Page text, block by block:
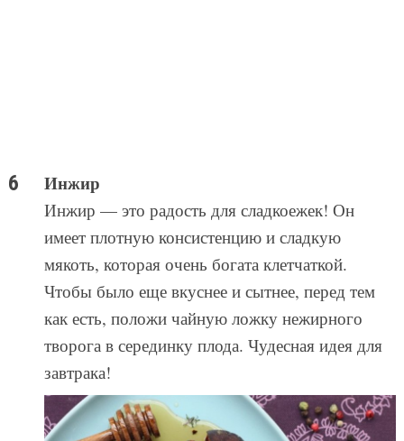
Инжир
Инжир — это радость для сладкоежек! Он
имеет плотную консистенцию и сладкую
мякоть, которая очень богата клетчаткой.
Чтобы было еще вкуснее и сытнее, перед тем
как есть, положи чайную ложку нежирного
творога в серединку плода. Чудесная идея для
завтрака!